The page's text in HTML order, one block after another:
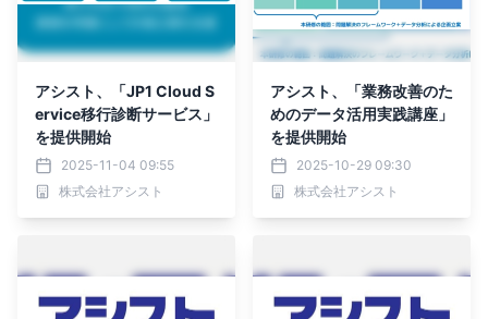
アシスト、「JP1 Cloud S
ervice移行診断サービス」
を提供開始
2025-11-04 09:55
株式会社アシスト
アシスト、「業務改善のた
めのデータ活用実践講座」
を提供開始
2025-10-29 09:30
株式会社アシスト